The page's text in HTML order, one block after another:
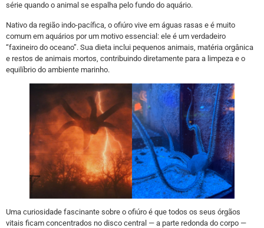
série quando o animal se espalha pelo fundo do aquário.
Nativo da região indo-pacífica, o ofiúro vive em águas rasas e é muito
comum em aquários por um motivo essencial: ele é um verdadeiro
“faxineiro do oceano”. Sua dieta inclui pequenos animais, matéria orgânica
e restos de animais mortos, contribuindo diretamente para a limpeza e o
equilíbrio do ambiente marinho.
Uma curiosidade fascinante sobre o ofiúro é que todos os seus órgãos
vitais ficam concentrados no disco central — a parte redonda do corpo —